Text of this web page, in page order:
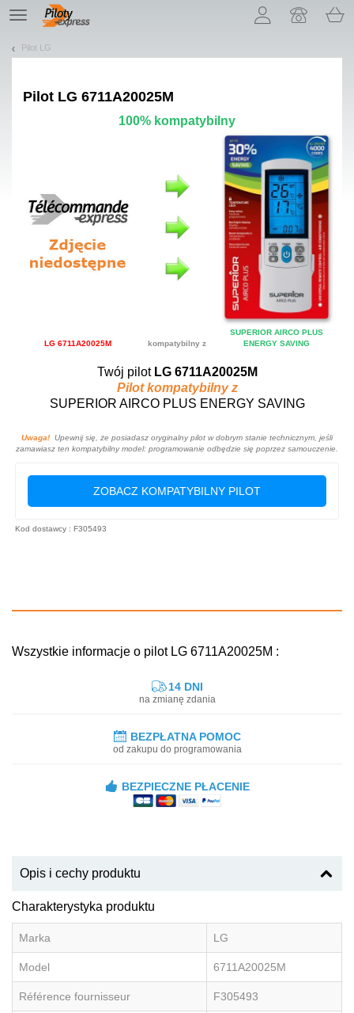
TE
navigation
Pilot LG
Pilot LG 6711A20025M
100% kompatybilny
LG 6711A20025M kompatybilny z
SUPERIOR AIRCO PLUS
ENERGY SAVING
Twój pilot LG 6711A20025M
Pilot kompatybilny z
SUPERIOR AIRCO PLUS ENERGY SAVING
Uwaga! Upewnij się, że posiadasz oryginalny pilot w dobrym stanie technicznym, jeśli
zamawiasz ten kompatybilny model: programowanie odbędzie się poprzez samouczenie.
ZOBACZ KOMPATYBILNY PILOT
Kod dostawcy : F305493
Wszystkie informacje o pilot LG 6711A20025M :
14 DNI
na zmianę zdania
BEZPŁATNA POMOC
od zakupu do programowania
BEZPIECZNE PŁACENIE
Opis i cechy produktu
Charakterystyka produktu
Marka LG
Model 6711A20025M
Référence fournisseur F305493
Pozwól, że przedstawimy nasze ciasteczka!